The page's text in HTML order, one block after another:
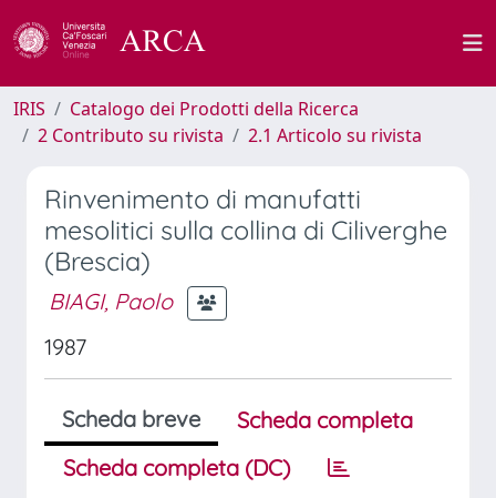
IRIS
Catalogo dei Prodotti della Ricerca
2 Contributo su rivista
2.1 Articolo su rivista
Rinvenimento di manufatti
mesolitici sulla collina di Ciliverghe
(Brescia)
BIAGI, Paolo
1987
Scheda breve
Scheda completa
Scheda completa (DC)